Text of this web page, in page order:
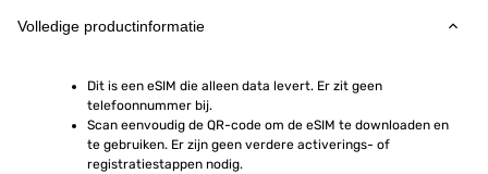
Volledige productinformatie
Dit is een eSIM die alleen data levert. Er zit geen
telefoonnummer bij.
Scan eenvoudig de QR-code om de eSIM te downloaden en
te gebruiken. Er zijn geen verdere activerings- of
registratiestappen nodig.